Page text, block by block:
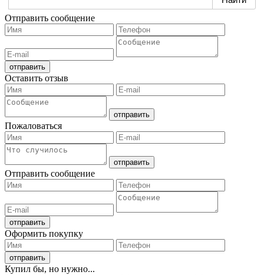
Отправить сообщение
Оставить отзыв
Пожаловаться
Отправить сообщение
Оформить покупку
Купил бы, но нужно...